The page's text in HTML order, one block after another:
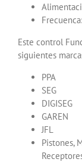
Este control
siguientes
PPA
SEG
DIGISEG
GAREN
JFL
Pistones,